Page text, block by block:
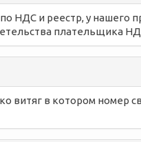
по НДС и реестр, у
плательщика
витяг в котором номер